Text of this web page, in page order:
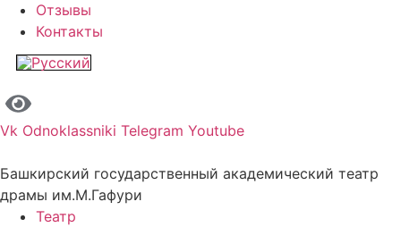
Отзывы
Контакты
Vk Odnoklassniki Telegram Youtube
Башкирский государственный академический театр
драмы им.М.Гафури
Театр